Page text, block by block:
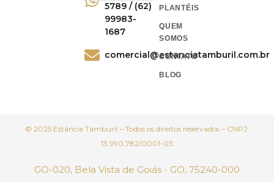
5789 / (62)
99983-
1687
comercial@estanciatamburil.com.br
PLANTÉIS
QUEM
SOMOS
CONTATO
BLOG
© 2025 Estância Tamburil – Todos os direitos reservados – CNPJ:
13.990.782/0001-03
GO-020, Bela Vista de Goiás - GO, 75240-000